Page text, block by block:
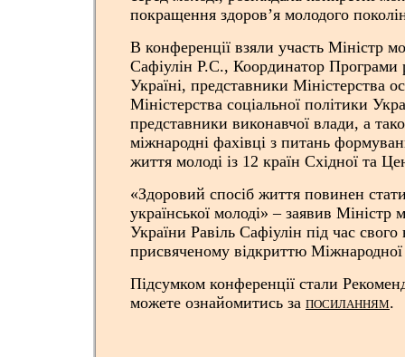
покращення здоров’я молодого
В конференції взяли участь Міністр
Сафіулін Р.С., Координатор
Україні, представники Міністерства
Міністерства соціальної політики
представники виконавчої влади, а
міжнародні фахівці з питань
життя молоді із 12 країн Східної та
«Здоровий спосіб життя повинен
української молоді» – заявив Міністр
України Равіль Сафіулін під час свого
присвяченому відкриттю Міжнародної
Підсумком конференції стали
можете ознайомитись за ПОСИЛАННЯМ.